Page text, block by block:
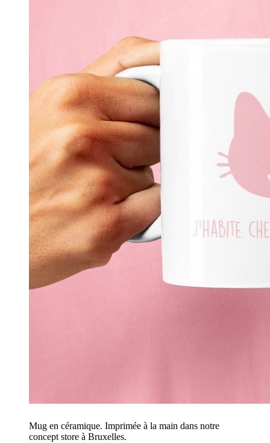
Mug en céramique. Imprimée à la main dans notre
concept store à Bruxelles.